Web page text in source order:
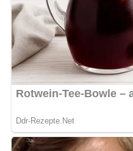
Vanillinzucker
2 Eier
geriebene Zitronenschale
100 g Rosinen
150 bis 200 g
Lob, Kritik, Fragen oder
Dann hinterlasse doch
Ende dieser Seite & auch